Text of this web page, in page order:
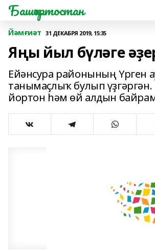
Башҡортостан
Йәмғиәт 31 ДЕКАБРЯ 2019, 15:35
Яңы йыл бүләге
Ейәнсура районының Үрген
танымаҫлыҡ булып үҙгәргән.
йортон һәм өй алдын